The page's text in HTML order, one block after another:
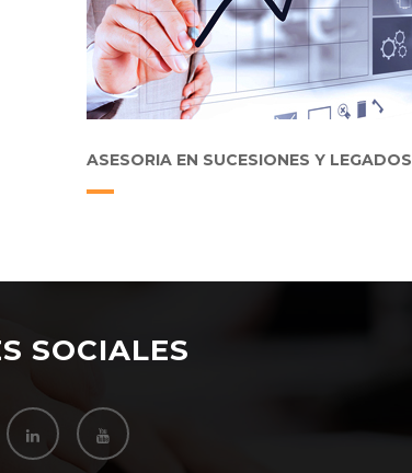
ASESORIA EN SUCESIONES Y LEGADOS
SOCIALES